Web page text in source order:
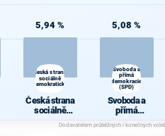
5,94 %
Česká strana
sociálně
demokratická
Česká strana
sociálně
demokratická
5,08 %
Svoboda a
přímá
demokracie
(SPD)
Svoboda a
přímá
demokracie
(SPD)